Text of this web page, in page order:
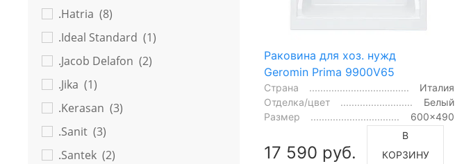
.Hatria (8)
.Ideal Standard (1)
.Jacob Delafon (2)
.Jika (1)
.Kerasan (3)
.Sanit (3)
.Santek (2)
Раковина для хоз. нужд
Geromin Prima 9900V65
Страна
Италия
Отделка/цвет
Белый
Размер
600x490
17 590 руб.
В
КОРЗИНУ